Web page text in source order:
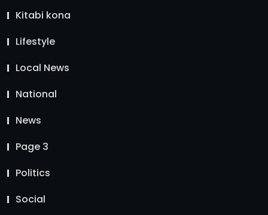
Kitabi kona
Lifestyle
Local News
National
News
Page 3
Politics
Social